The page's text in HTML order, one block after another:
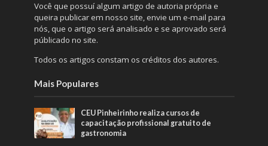
Você que possuí algum artigo de autoria própria e
queira publicar em nosso site, envie um e-mail para
nós, que o artigo será analisado e se aprovado será
públicado no site.
Todos os artigos constam os créditos dos autores.
Mais Populares
CEU Pinheirinho realiza cursos de
capacitação profissional gratuito de
gastronomia